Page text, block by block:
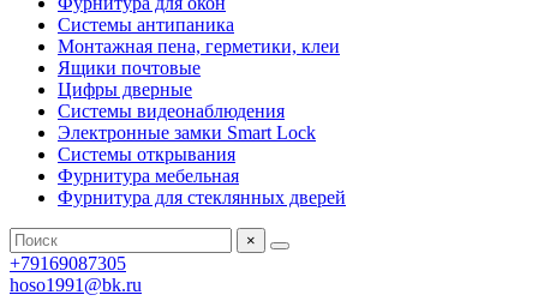
Системы антипаника
Монтажная пена, герметики, клеи
Ящики почтовые
Цифры дверные
Системы видеонаблюдения
Электронные замки Smart Lock
Системы открывания
Фурнитура мебельная
Фурнитура для стеклянных дверей
×
+79169087305
hoso1991@bk.ru